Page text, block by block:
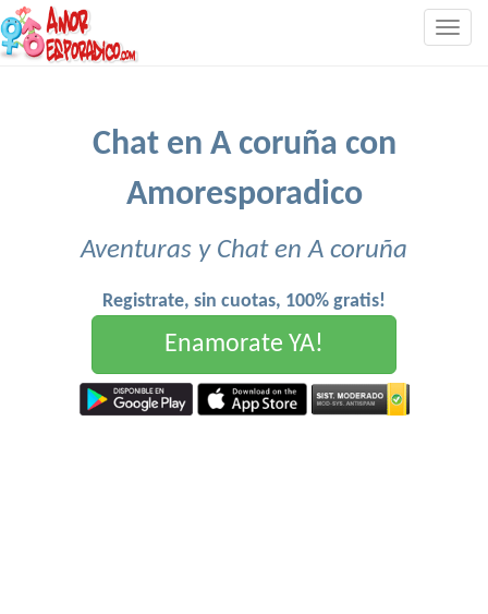
Chat en A coruña con
Amoresporadico
Aventuras y Chat en A coruña
Registrate, sin cuotas, 100% gratis!
Enamorate YA!